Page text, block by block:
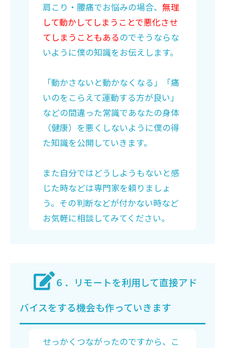
肩こり・腰痛でお悩みの場合、 無理
して動かしてしまうことで悪化させ
てしまうこともあるのでそうならな
いように僕の知識をお伝えします。
「動かさないと動かなくなる」「痛
いのをこらえて運動する方が良い」
などの間違った常識であなたの身体
（健康）を悪くしないように僕の得
た知識を公開していきます。
また自分ではどうしようもないと感
じた時などは専門家を頼りましょ
う。その判断などが付かない時など
お気軽に相談してみてください。
６．リモートを利用して直接アド
バイスをする機会も作っていきます
せっかくつながったのですから、こ